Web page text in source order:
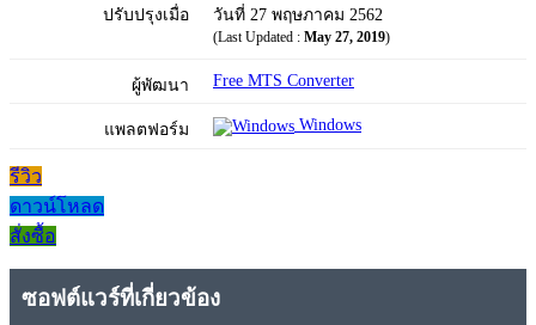
ปรับปรุงเมื่อ วันที่ 27 พฤษภาคม 2562
(Last Updated : May 27, 2019)
ผู้พัฒนา Free MTS Converter
แพลตฟอร์ม Windows
รีวิว
ดาวน์โหลด
สั่งซื้อ
ซอฟต์แวร์ที่เกี่ยวข้อง